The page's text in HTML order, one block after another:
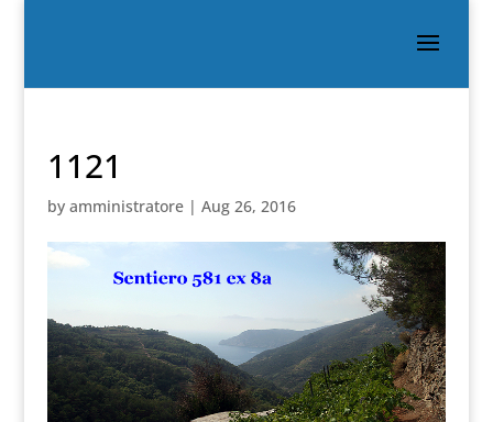
1121
by amministratore| Aug 26, 2016